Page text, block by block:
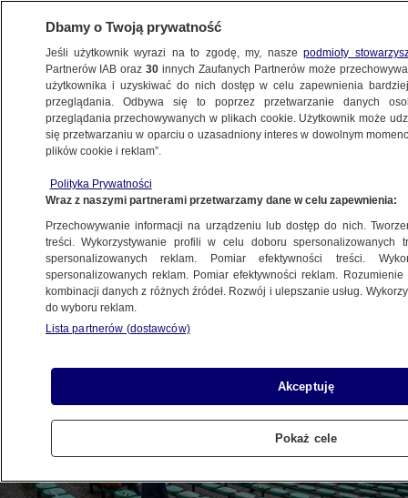
METEO
NAJNOWSZE
społeczna, aby szybko wskazać lek,
nie daje przyzwolenia na robienie złej nauki
14.06.2020, 11:18
Udostępnij
Dbamy o Twoją prywatność
Jeśli użytkownik wyrazi na to zgodę, my, naszepodmioty
Partnerów IAB oraz30 innych Zaufanych Partnerów może
użytkownika i uzyskiwać do nich dostęp w celu zapewnienia
przeglądania. Odbywa się to poprzez przetwarzanie danych
przeglądania przechowywanych w plikach cookie. Użytkownik może
się przetwarzaniu w oparciu o uzasadniony interes w dowolnym
plików cookie i reklam”.
Polityka Prywatności
Wraz z naszymi partnerami przetwarzamy dane w celu zapewnienia:
Przechowywanie informacji na urządzeniu lub dostęp do nich.
treści. Wykorzystywanie profili w celu doboru spersonalizowanych
spersonalizowanych reklam. Pomiar efektywności treści.
spersonalizowanych reklam. Pomiar efektywności reklam.
kombinacji danych z różnych źródeł. Rozwój i ulepszanie usług.
do wyboru reklam.
Lista partnerów (dostawców)
Akceptuję
Pokaż cele